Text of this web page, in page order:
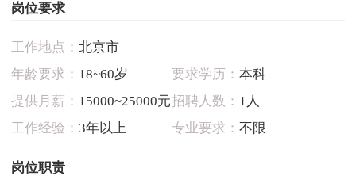
岗位要求
工作地点： 北京市
年龄要求： 18~60岁 要求学历： 本科
提供月薪： 15000~25000元招聘人数： 1人
工作经验： 3年以上 专业要求： 不限
岗位职责